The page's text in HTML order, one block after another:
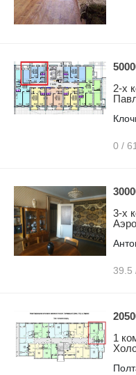
2-х
0 /
3-х
39.5
1